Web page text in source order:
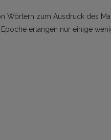
Wörtern zum Ausdruck des
erlangen nur einige